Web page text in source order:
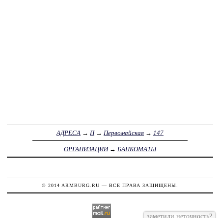
АДРЕСА → П→ Первомайская → 147
ОРГАНИЗАЦИИ→ БАНКОМАТЫ
© 2014 ARMBURG.RU — ВСЕ ПРАВА ЗАЩИЩЕНЫ.
заметили неточность?